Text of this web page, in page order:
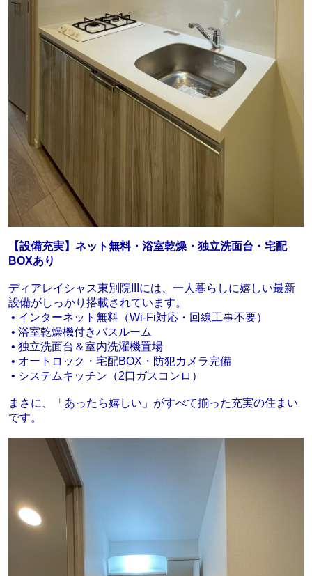
【設備充実】ネット無料・浴室乾燥・独立洗面台・宅配
BOXあり
ディアレイシャス東別院IIIには、一人暮らしに嬉しい最新
設備がしっかり搭載されています。
• インターネット無料（Wi-Fi対応・回線工事不要）
• 浴室乾燥機付きバスルーム
• 独立洗面台＆室内洗濯機置場
• オートロック・宅配BOX・防犯カメラ完備
• システムキッチン（2口ガスコンロ）
まさに、「あったら嬉しい」がすべて揃った充実の住まい
です。